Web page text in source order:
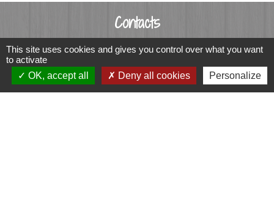
Contacts
Commune de Luitré-Dompierre
35133 Luitré-Dompierre - FRANCE
+33 2 99 97 91 26
This site uses cookies and gives you control over what you want
to activate
OK, accept all
Deny all cookies Personalize